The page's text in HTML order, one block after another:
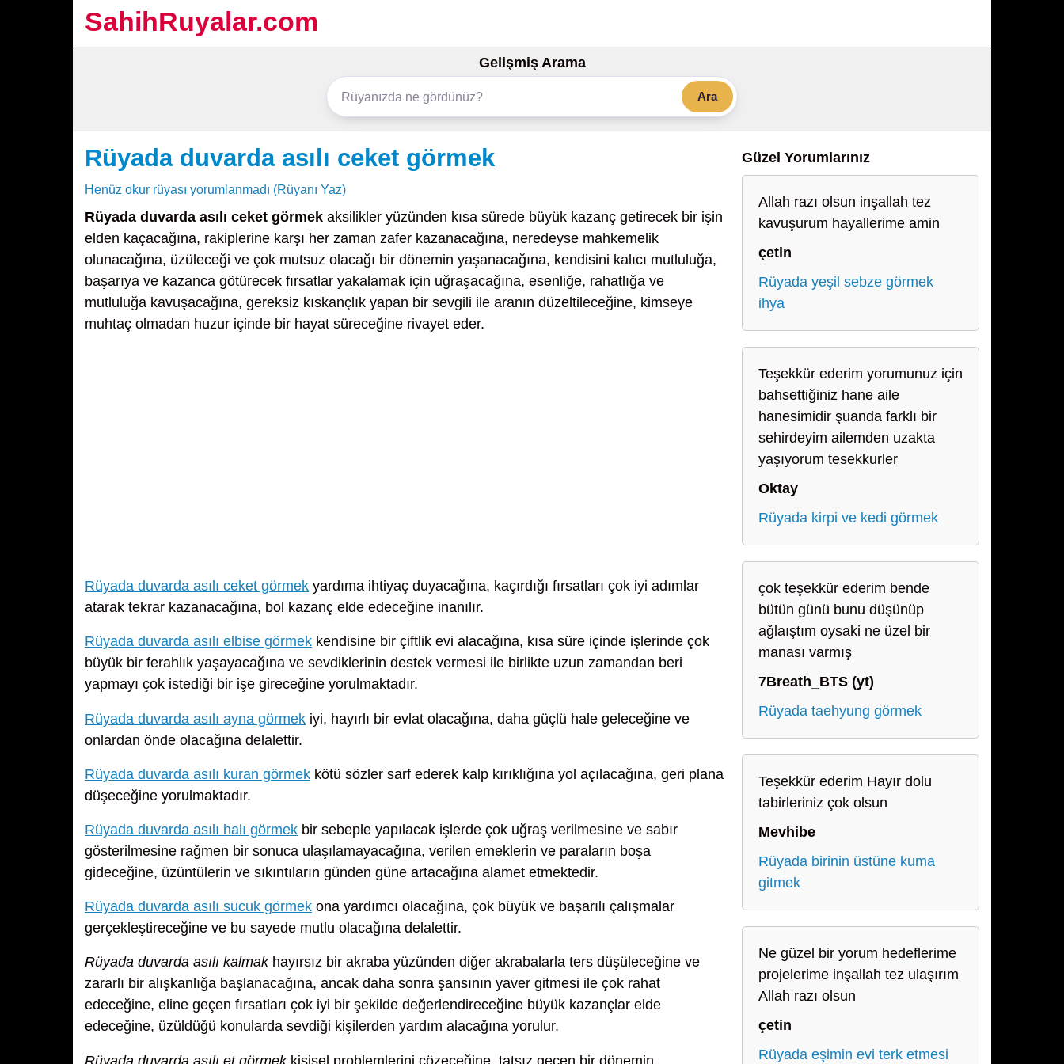
SahihRuyalar.com
Gelişmiş Arama
Ara
Rüyada duvarda asılı ceket görmek
Henüz okur rüyası yorumlanmadı (Rüyanı Yaz)
Rüyada duvarda asılı ceket görmek aksilikler yüzünden kısa sürede büyük kazanç getirecek bir işin
elden kaçacağına, rakiplerine karşı her zaman zafer kazanacağına, neredeyse mahkemelik
olunacağına, üzüleceği ve çok mutsuz olacağı bir dönemin yaşanacağına, kendisini kalıcı mutluluğa,
başarıya ve kazanca götürecek fırsatlar yakalamak için uğraşacağına, esenliğe, rahatlığa ve
mutluluğa kavuşacağına, gereksiz kıskançlık yapan bir sevgili ile aranın düzeltileceğine, kimseye
muhtaç olmadan huzur içinde bir hayat süreceğine rivayet eder.
Rüyada duvarda asılı ceket görmek yardıma ihtiyaç duyacağına, kaçırdığı fırsatları çok iyi adımlar
atarak tekrar kazanacağına, bol kazanç elde edeceğine inanılır.
Rüyada duvarda asılı elbise görmek kendisine bir çiftlik evi alacağına, kısa süre içinde işlerinde çok
büyük bir ferahlık yaşayacağına ve sevdiklerinin destek vermesi ile birlikte uzun zamandan beri
yapmayı çok istediği bir işe gireceğine yorulmaktadır.
Rüyada duvarda asılı ayna görmek iyi, hayırlı bir evlat olacağına, daha güçlü hale geleceğine ve
onlardan önde olacağına delalettir.
Rüyada duvarda asılı kuran görmek kötü sözler sarf ederek kalp kırıklığına yol açılacağına, geri plana
düşeceğine yorulmaktadır.
Rüyada duvarda asılı halı görmek bir sebeple yapılacak işlerde çok uğraş verilmesine ve sabır
gösterilmesine rağmen bir sonuca ulaşılamayacağına, verilen emeklerin ve paraların boşa
gideceğine, üzüntülerin ve sıkıntıların günden güne artacağına alamet etmektedir.
Rüyada duvarda asılı sucuk görmek ona yardımcı olacağına, çok büyük ve başarılı çalışmalar
gerçekleştireceğine ve bu sayede mutlu olacağına delalettir.
Rüyada duvarda asılı kalmakhayırsız bir akraba yüzünden diğer akrabalarla ters düşüleceğine ve
zararlı bir alışkanlığa başlanacağına, ancak daha sonra şansının yaver gitmesi ile çok rahat
edeceğine, eline geçen fırsatları çok iyi bir şekilde değerlendireceğine büyük kazançlar elde
edeceğine, üzüldüğü konularda sevdiği kişilerden yardım alacağına yorulur.
Rüyada duvarda asılı et görmekkişisel problemlerini çözeceğine, tatsız geçen bir dönemin
Güzel Yorumlarınız
Allah razı olsun inşallah tez
kavuşurum hayallerime amin
çetin
Rüyada yeşil sebze görmek
ihya
Teşekkür ederim yorumunuz için
bahsettiğiniz hane aile
hanesimidir şuanda farklı bir
sehirdeyim ailemden uzakta
yaşıyorum tesekkurler
Oktay
Rüyada kirpi ve kedi görmek
çok teşekkür ederim bende
bütün günü bunu düşünüp
ağlaıştım oysaki ne üzel bir
manası varmış
7Breath_BTS (yt)
Rüyada taehyung görmek
Teşekkür ederim Hayır dolu
tabirleriniz çok olsun
Mevhibe
Rüyada birinin üstüne kuma
gitmek
Ne güzel bir yorum hedeflerime
projelerime inşallah tez ulaşırım
Allah razı olsun
çetin
Rüyada eşimin evi terk etmesi